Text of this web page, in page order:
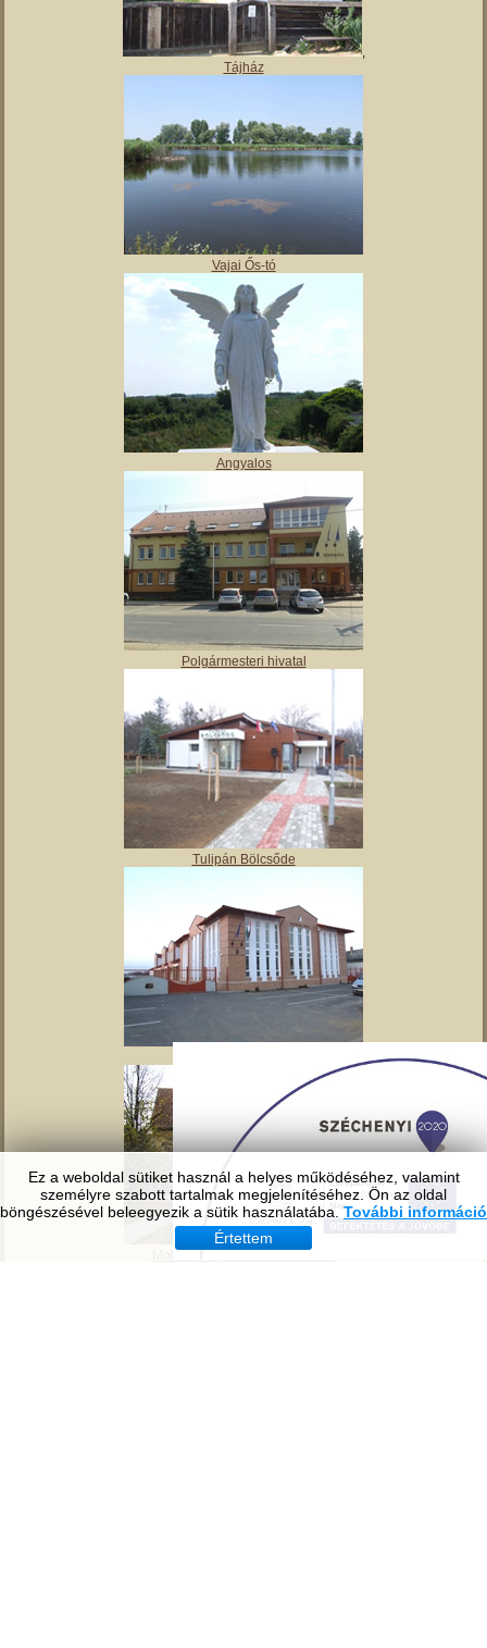
Ez a weboldal sütiket használ a helyes működéséhez, valamint
személyre szabott tartalmak megjelenítéséhez. Ön az oldal
böngészésével beleegyezik a sütik használatába. További információ
Értettem
Kiskastély – Vaja szálláshely
Vajai Ős-tó
Angyalos
Polgármesteri hivatal
Tulipán Bölcsőde